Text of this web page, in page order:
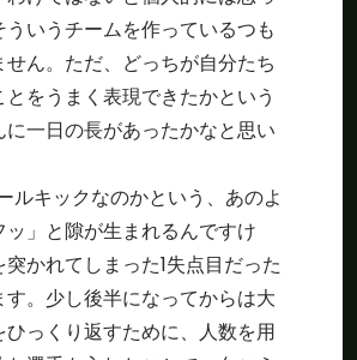
ういうチームを作っているつも
せん。ただ、どっちが自分たち
をうまく表現できたかという
に一日の長があったかなと思い
ルキックなのかという、あのよ
ッ」と隙が生まれるんですけ
突かれてしまった1失点目だった
。少し後半になってからは大
っくり返すために、人数を用